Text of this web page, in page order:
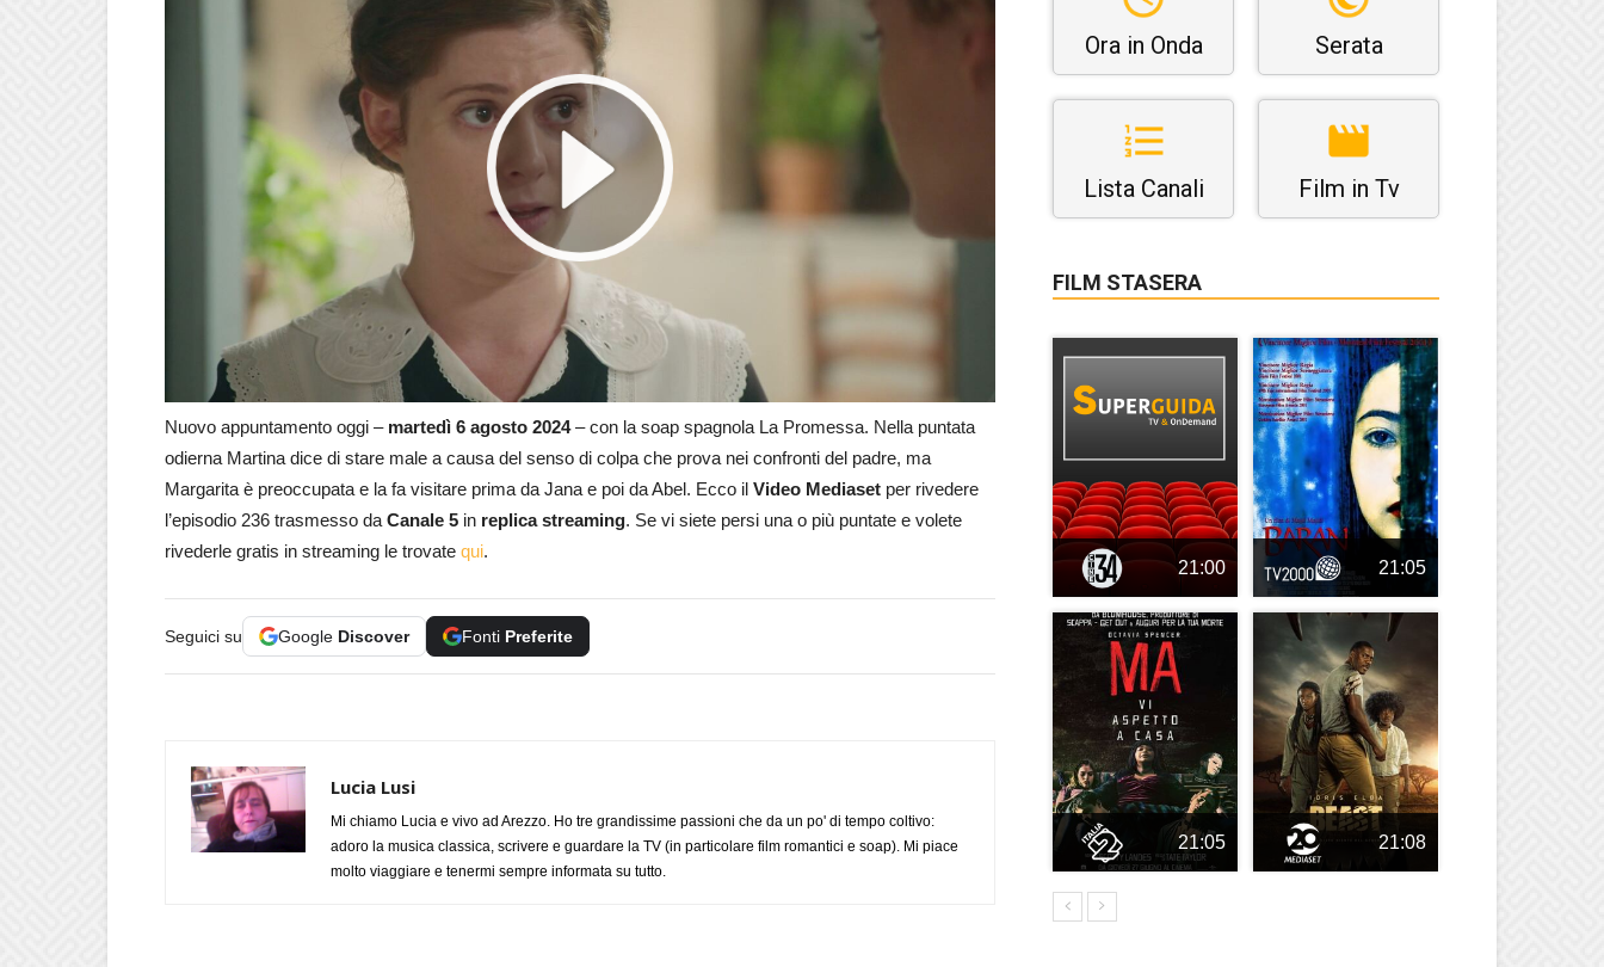
Nuovo appuntamento oggi –martedì 6 agosto 2024– con la soap spagnola La Promessa. Nella puntata
odierna Martina dice di stare male a causa del senso di colpa che prova nei confronti del padre, ma
Margarita è preoccupata e la fa visitare prima da Jana e poi da Abel. Ecco il Video Mediaset per rivedere
l’episodio 236 trasmesso da Canale 5 in replica streaming. Se vi siete persi una o più puntate e volete
rivederle gratis in streaming le trovate qui.
Seguici su Google Discover Fonti Preferite
Lucia Lusi
Mi chiamo Lucia e vivo ad Arezzo. Ho tre grandissime passioni che da un po' di tempo coltivo:
adoro la musica classica, scrivere e guardare la TV (in particolare film romantici e soap). Mi piace
molto viaggiare e tenermi sempre informata su tutto.
Ora in Onda Serata
Lista Canali Film in Tv
FILM STASERA
21:00 21:05
21:05 21:08